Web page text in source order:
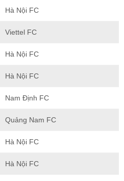
Hà Nội FC
Viettel FC
Hà Nội FC
Hà Nội FC
Nam Định FC
Quảng Nam FC
Hà Nội FC
Hà Nội FC